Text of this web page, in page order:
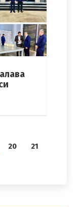
20
21